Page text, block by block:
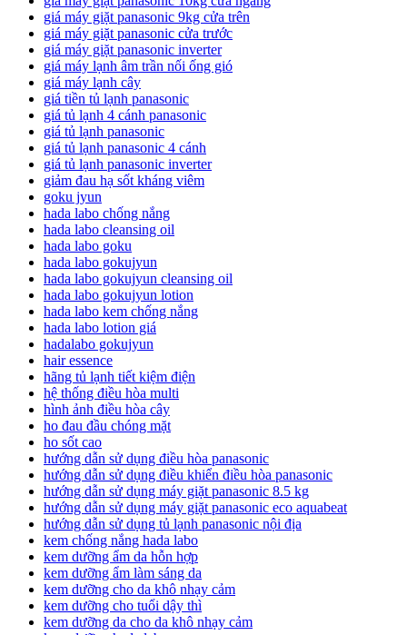
giá máy giặt panasonic 9kg cửa trên
giá máy giặt panasonic cửa trước
giá máy giặt panasonic inverter
giá máy lạnh âm trần nối ống gió
giá máy lạnh cây
giá tiền tủ lạnh panasonic
giá tủ lạnh 4 cánh panasonic
giá tủ lạnh panasonic
giá tủ lạnh panasonic 4 cánh
giá tủ lạnh panasonic inverter
giảm đau hạ sốt kháng viêm
goku jyun
hada labo chống nắng
hada labo cleansing oil
hada labo goku
hada labo gokujyun
hada labo gokujyun cleansing oil
hada labo gokujyun lotion
hada labo kem chống nắng
hada labo lotion giá
hadalabo gokujyun
hair essence
hãng tủ lạnh tiết kiệm điện
hệ thống điều hòa multi
hình ảnh điều hòa cây
ho đau đầu chóng mặt
ho sốt cao
hướng dẫn sử dụng điều hòa panasonic
hướng dẫn sử dụng điều khiển điều hòa panasonic
hướng dẫn sử dụng máy giặt panasonic 8.5 kg
hướng dẫn sử dụng máy giặt panasonic eco aquabeat
hướng dẫn sử dụng tủ lạnh panasonic nội địa
kem chống nắng hada labo
kem dưỡng ẩm da hỗn hợp
kem dưỡng ẩm làm sáng da
kem dưỡng cho da khô nhạy cảm
kem dưỡng cho tuổi dậy thì
kem dưỡng da cho da khô nhạy cảm